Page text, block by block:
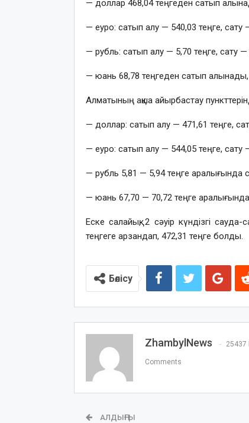
— доллар 468,04 теңгеден сатып
— еуро: сатып алу — 540,03 теңге, сату
— рубль: сатып алу — 5,70 теңге, сату —
— юань 68,78 теңгеден сатып
Алматының ақша айырбастау
— доллар: сатып алу — 471,61 теңге,
— еуро: сатып алу — 544,05 теңге, сату
— рубль 5,81 — 5,94 теңге аралығында
— юань 67,70 — 70,72 теңге
Еске салайық, 2 сәуір күндізгі
теңгеге арзандап, 472,31 теңге болды.
Бөлісу
ZhambylNews 25437
Comments
АЛДЫҢҒЫ